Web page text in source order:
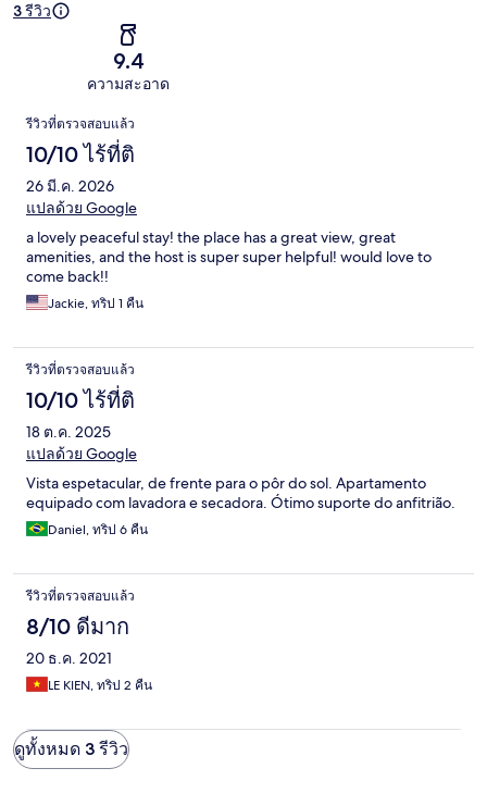
3 รีวิว
9.4
ความสะอาด
รีวิว
รีวิวที่ตรวจสอบแล้ว
10/10 ไร้ที่ติ
26 มี.ค. 2026
แปลด้วย Google
a lovely peaceful stay! the place has a great view, great
amenities, and the host is super super helpful! would love to
come back!!
Jackie, ทริป 1 คืน
รีวิวที่ตรวจสอบแล้ว
10/10 ไร้ที่ติ
18 ต.ค. 2025
แปลด้วย Google
Vista espetacular, de frente para o pôr do sol. Apartamento
equipado com lavadora e secadora. Ótimo suporte do anfitrião.
Daniel, ทริป 6 คืน
รีวิวที่ตรวจสอบแล้ว
8/10 ดีมาก
20 ธ.ค. 2021
LE KIEN, ทริป 2 คืน
ดูทั้งหมด 3 รีวิว